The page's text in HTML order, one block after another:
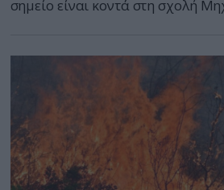
σημείο είναι κοντά στη σχολή